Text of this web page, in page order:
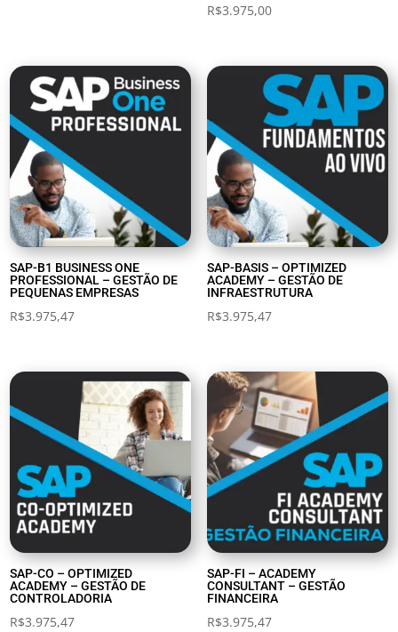
R$3.975,00
SAP-B1 BUSINESS ONE
PROFESSIONAL – GESTÃO DE
PEQUENAS EMPRESAS
R$3.975,47
SAP-BASIS – OPTIMIZED
ACADEMY – GESTÃO DE
INFRAESTRUTURA
R$3.975,47
SAP-CO – OPTIMIZED
ACADEMY – GESTÃO DE
CONTROLADORIA
R$3.975,47
SAP-FI – ACADEMY
CONSULTANT – GESTÃO
FINANCEIRA
R$3.975,47